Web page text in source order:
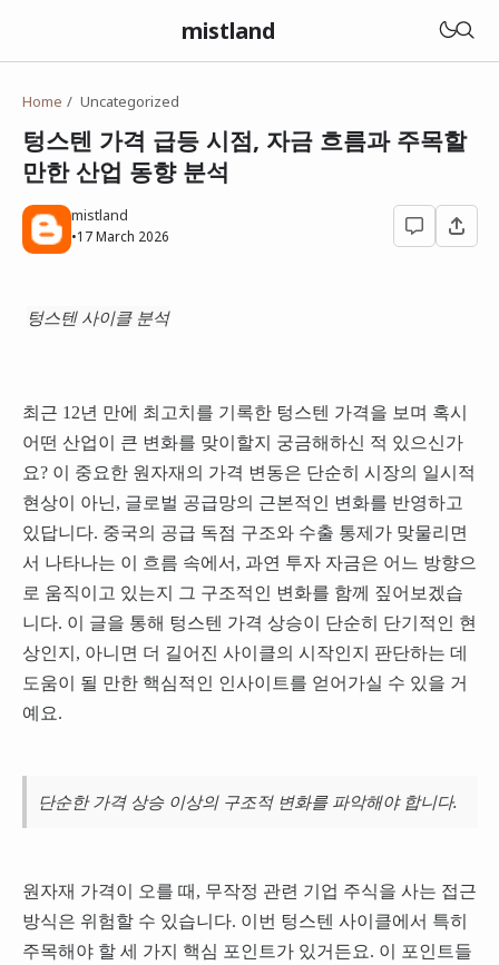
mistland
Home Uncategorized
텅스텐 가격 급등 시점, 자금 흐름과 주목할
만한 산업 동향 분석
mistland
•17 March 2026
텅스텐 사이클 분석
최근 12년 만에 최고치를 기록한 텅스텐 가격을 보며 혹시
어떤 산업이 큰 변화를 맞이할지 궁금해하신 적 있으신가
요? 이 중요한 원자재의 가격 변동은 단순히 시장의 일시적
현상이 아닌, 글로벌 공급망의 근본적인 변화를 반영하고
있답니다. 중국의 공급 독점 구조와 수출 통제가 맞물리면
서 나타나는 이 흐름 속에서, 과연 투자 자금은 어느 방향으
로 움직이고 있는지 그 구조적인 변화를 함께 짚어보겠습
니다. 이 글을 통해 텅스텐 가격 상승이 단순히 단기적인 현
상인지, 아니면 더 길어진 사이클의 시작인지 판단하는 데
도움이 될 만한 핵심적인 인사이트를 얻어가실 수 있을 거
예요.
단순한 가격 상승 이상의 구조적 변화를 파악해야 합니다.
원자재 가격이 오를 때, 무작정 관련 기업 주식을 사는 접근
방식은 위험할 수 있습니다. 이번 텅스텐 사이클에서 특히
주목해야 할 세 가지 핵심 포인트가 있거든요. 이 포인트들